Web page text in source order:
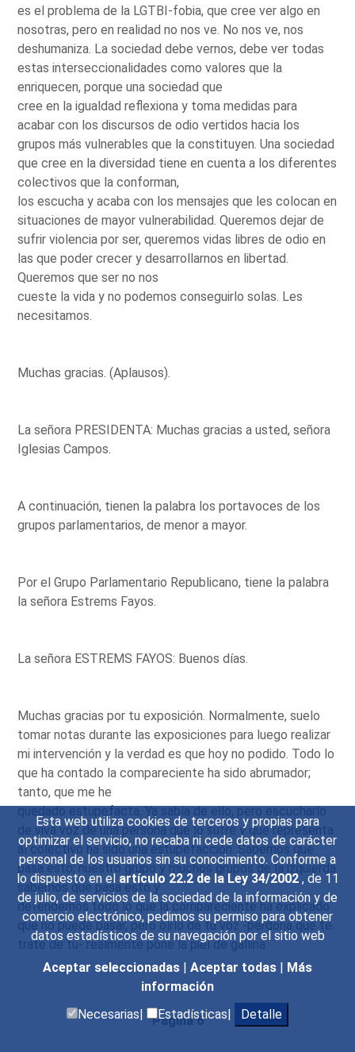
Esta web utiliza cookies de terceros y propias para
optimizar el servicio, no recaba ni cede datos de carácter
personal de los usuarios sin su conocimiento. Conforme a
lo dispuesto en el artículo 22.2 de la Ley 34/2002, de 11
de julio, de servicios de la sociedad de la información y de
comercio electrónico, pedimos su permiso para obtener
datos estadísticos de su navegación por el sitio web
Aceptar seleccionadas | Aceptar todas | Más
información
Necesarias|
Estadísticas| Detalle
es el problema de la LGTBI-fobia, que cree ver algo en
nosotras, pero en realidad no nos ve. No nos ve, nos
deshumaniza. La sociedad debe vernos, debe ver todas
estas interseccionalidades como valores que la
enriquecen, porque una sociedad que
cree en la igualdad reflexiona y toma medidas para
acabar con los discursos de odio vertidos hacia los
grupos más vulnerables que la constituyen. Una sociedad
que cree en la diversidad tiene en cuenta a los diferentes
colectivos que la conforman,
los escucha y acaba con los mensajes que les colocan en
situaciones de mayor vulnerabilidad. Queremos dejar de
sufrir violencia por ser, queremos vidas libres de odio en
las que poder crecer y desarrollarnos en libertad.
Queremos que ser no nos
cueste la vida y no podemos conseguirlo solas. Les
necesitamos.
Muchas gracias. (Aplausos).
La señora PRESIDENTA: Muchas gracias a usted, señora
Iglesias Campos.
A continuación, tienen la palabra los portavoces de los
grupos parlamentarios, de menor a mayor.
Por el Grupo Parlamentario Republicano, tiene la palabra
la señora Estrems Fayos.
La señora ESTREMS FAYOS: Buenos días.
Muchas gracias por tu exposición. Normalmente, suelo
tomar notas durante las exposiciones para luego realizar
mi intervención y la verdad es que hoy no podido. Todo lo
que ha contado la compareciente ha sido abrumador;
tanto, que me he
quedado estupefacta. Ya sabía de ello, pero escucharlo
de viva voz de una persona que lo sufre y que representa
al colectivo ha sido una estupefacción. Sabemos que
pasa esto; nuestro grupo y muchos grupos de la izquierda
sabemos que pasa esto y
defendemos todo lo que la compareciente ha explicado
que no puede pasar, pero oírlo de tu voz -perdona que te
trate de tú- realmente pone la piel de gallina.
Página 6